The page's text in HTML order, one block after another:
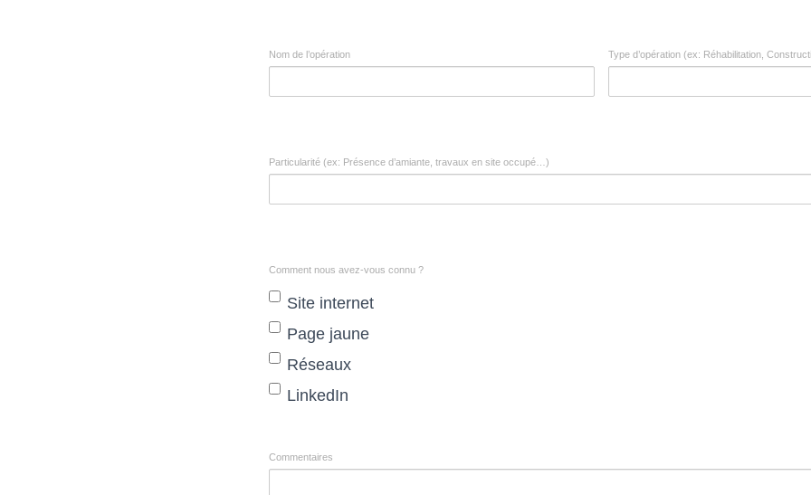
Nom de l’opération Type d’opération (ex: Réhabilitation,
Particularité (ex: Présence d’amiante, travaux en site occupé…)
Comment nous avez-vous connu ?
Site internet
Page jaune
Réseaux
LinkedIn
Commentaires